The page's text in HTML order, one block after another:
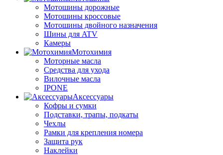
Мотошины дорожные
Мотошины кроссовые
Мотошины двойного назначения
Шины для ATV
Камеры
Мотохимия
Моторные масла
Средства для ухода
Вилочные масла
IPONE
Аксессуары
Кофры и сумки
Подставки, трапы, подкаты
Чехлы
Рамки для крепления номера
Защита рук
Наклейки